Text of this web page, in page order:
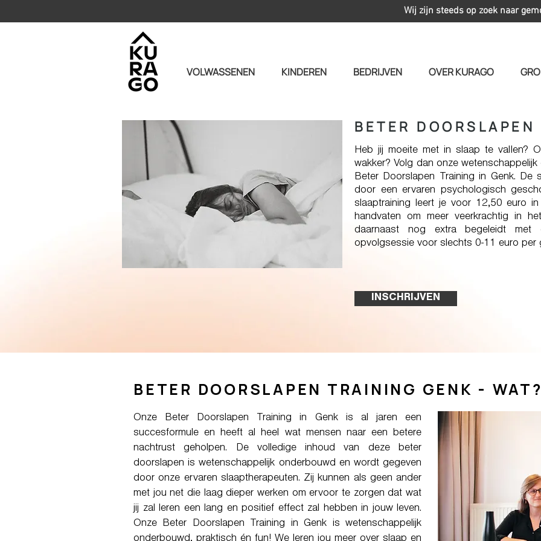
Wij zijn steeds op zoek naar
VOLWASSENEN KINDEREN BEDRIJVEN OVER KURAGO
BETER
Heb jij moeite met in slaap te vallen?
wakker? Volg dan onze
Beter Doorslapen Training in Genk. De
door een ervaren psychologisch
slaaptraining leert je voor 12,50 euro
handvaten om meer veerkrachtig in
daarnaast nog extra begeleidt met
opvolgsessie voor slechts 0-11 euro per
INSCHRIJVEN
BETER DOORSLAPEN TRAINING GENK -
Onze Beter Doorslapen Training in Genk is al jaren een
succesformule en heeft al heel wat mensen naar een betere
nachtrust geholpen. De volledige inhoud van deze beter
doorslapen is wetenschappelijk onderbouwd en wordt gegeven
door onze ervaren slaaptherapeuten. Zij kunnen als geen ander
met jou net die laag dieper werken om ervoor te zorgen dat wat
jij zal leren een lang en positief effect zal hebben in jouw leven.
Onze Beter Doorslapen Training in Genk is wetenschappelijk